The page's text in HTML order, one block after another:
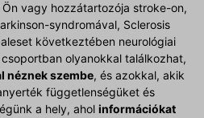
vagy hozzátartozója stroke-on,
syndromával, Sclerosis
következtében neurológiai
olyanokkal találkozhat,
néznek szembe, és azokkal, akik
függetlenségüket és
a hely, ahol információkat